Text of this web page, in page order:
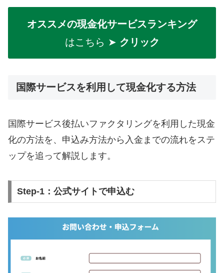
オススメの現金化サービスランキング
はこちら ➤ クリック
国際サービスを利用して現金化する方法
国際サービス後払いファクタリングを利用した現金
化の方法を、申込み方法から入金までの流れをステ
ップを追って解説します。
Step-1：公式サイトで申込む